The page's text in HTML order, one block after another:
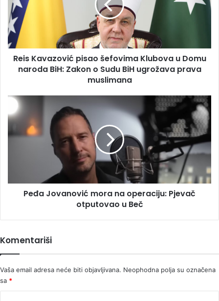
Klubova
u
Domu
naroda
BiH:
Zakon
ugrožava
prava
muslimana
Reis Kavazović pisao šefovima Klubova u Domu
naroda BiH: Zakon o Sudu BiH ugrožava prava
muslimana
Peđa
Jovanović
mora
na
Beč
Peđa Jovanović mora na operaciju: Pjevač
otputovao u Beč
Komentariši
Vaša email adresa neće biti objavljivana. Neophodna polja su označena
sa *